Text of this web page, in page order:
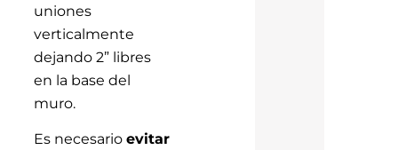
uniones
verticalmente
dejando 2” libres
en la base del
muro.
Es necesario evitar